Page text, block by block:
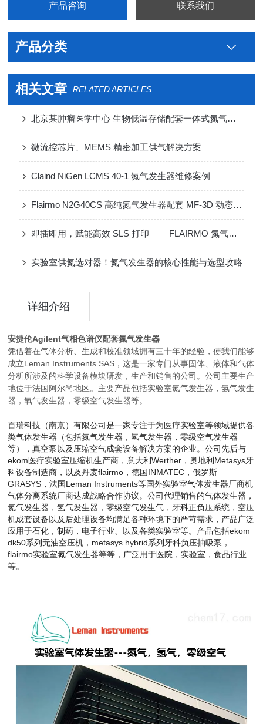
产品咨询 联系我们
产品分类
相关文章 RELATED ARTICLES
北京某肿瘤医学中心 生物低温存储配套一体式氮气发生器
微流控芯片、MEMS 精密加工供气解决方案
Claind NiGen LCMS 40-1 氮气发生器维修案例
Flairmo N2G40CS 高纯氮气发生器配套 MF-3D 动态配气装置应用案例
即插即用，赋能高效 SLS 打印 ——FLAIRMO 氮气发生器应用成功案例
实验室供氮选对器！氮气发生器的核心性能与选型攻略
详细介绍
安捷伦Agilent气相色谱仪配套氮气发生器
凭借着在气体分析、生成和校准领域拥有三十年的经验，使我们能够
成立Leman Instruments SAS，这是一家专门从事固体、液体和气体
分析所涉及的科学设备模块研发，生产和销售的公司。公司主要生产
地位于法国阿尔尚地区。主要产品包括实验室氮气发生器，氢气发生
器，氧气发生器，零级空气发生器等。
百瑞科技（南京）有限公司是一家专注于为医疗实验室等领域提供各
类气体发生器（包括氮气发生器，氢气发生器，零级空气发生器
等），真空泵以及压缩空气成套设备解决方案的企业。公司先后与
ekom医疗实验室压缩机生产商，意大利Werther，奥地利Metasys牙
科设备制造商，以及丹麦flairmo，德国INMATEC，俄罗斯
GRASYS，法国Leman Instruments等国外实验室气体发生器厂商机
气体分离系统厂商达成战略合作协议。公司代理销售的气体发生器，
氮气发生器，氢气发生器，零级空气发生气，牙科正负压系统，空压
机成套设备以及后处理设备均满足各种环境下的严苛需求，产品广泛
应用于石化，制药，电子行业、以及各类实验室等。产品包括ekom
dk50系列无油空压机，metasys hybrid系列牙科负压抽吸泵，
flairmo实验室氮气发生器等等，广泛用于医院，实验室，食品行业
等。